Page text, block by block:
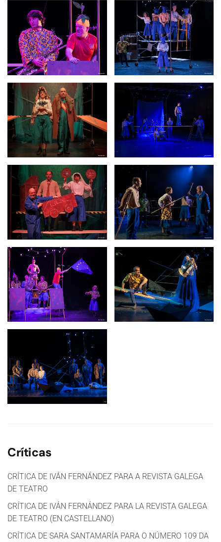
Críticas
CRÍTICA DE IVÁN FERNÁNDEZ PARA A REVISTA GALEGA
DE TEATRO
CRÍTICA DE IVÁN FERNÁNDEZ PARA LA REVISTA GALEGA
DE TEATRO (EN CASTELLANO)
CRÍTICA DE SARA SANTAMARÍA PARA O NÚMERO 109 DA